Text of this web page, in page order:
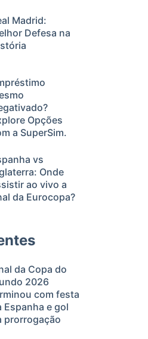
Madrid:
Defesa na
Opções
a SuperSim.
vs
Onde
ao vivo a
da Eurocopa?
da Copa do
2026
com festa
Espanha e gol
prorrogação